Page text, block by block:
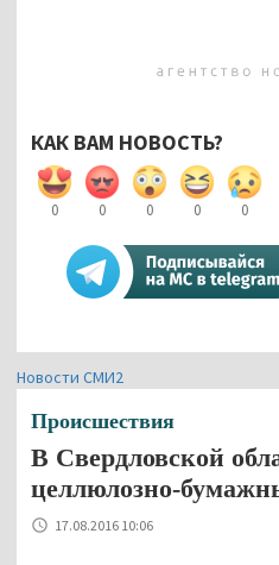
КАК ВАМ НОВОСТЬ?
0 0 0 0 0
Новости СМИ2
Происшествия
В Свердловской
целлюлозно-
17.08.2016 10:06